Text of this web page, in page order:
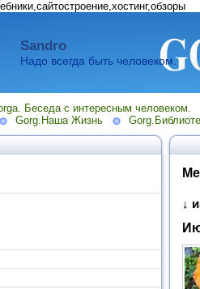
Sandro
Надо всегда быть человеком.
Беседа с интересным человеком.
Gorg.Наша Жизнь
↓